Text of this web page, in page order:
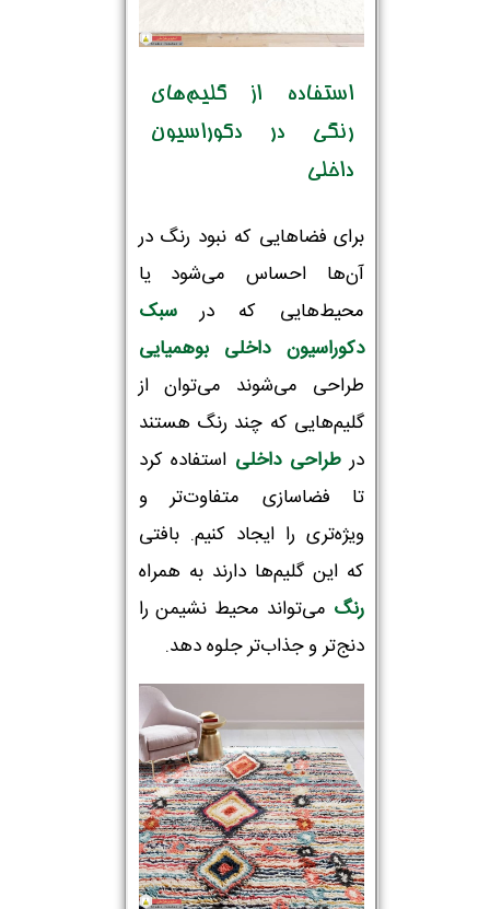
استفاده از گلیم‌های
رنگی در دکوراسیون
داخلی
برای فضاهایی که نبود رنگ در
آن‌ها احساس می‌شود یا
محیط‌هایی که درسبک
دکوراسیون داخلی بوهمیایی
طراحی می‌شوند می‌توان از
گلیم‌هایی که چند رنگ هستند
در طراحی داخلی استفاده کرد
تا فضاسازی متفاوت‌تر و
ویژه‌تری را ایجاد کنیم. بافتی
که این گلیم‌ها دارند به همراه
رنگ می‌تواند محیط نشیمن را
دنج‌تر و جذاب‌تر جلوه دهد.